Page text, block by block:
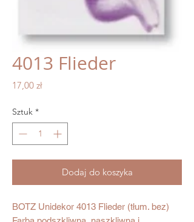
4013 Flieder
17,00 złCena
Sztuk *
Dodaj do koszyka
BOTZ Unidekor 4013 Flieder (tłum. bez)